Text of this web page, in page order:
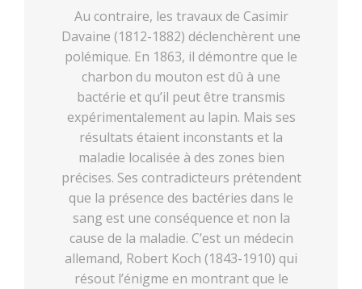
Au contraire, les travaux de Casimir
Davaine (1812-1882) déclenchèrent une
polémique. En 1863, il démontre que le
charbon du mouton est dû à une
bactérie et qu’il peut être transmis
expérimentalement au lapin. Mais ses
résultats étaient inconstants et la
maladie localisée à des zones bien
précises. Ses contradicteurs prétendent
que la présence des bactéries dans le
sang est une conséquence et non la
cause de la maladie. C’est un médecin
allemand, Robert Koch (1843-1910) qui
résout l’énigme en montrant que le